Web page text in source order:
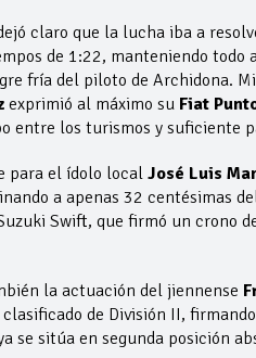
claro que la lucha iba a
de 1:22, manteniendo
fría del piloto de Archidona.
exprimió al máximo su Fiat
entre los turismos y suficiente
para el ídolo localJosé Luis
a apenas 32 centésimas
Swift, que firmó un crono
la actuación del jiennense
clasificado de División II,
se sitúa en segunda posición